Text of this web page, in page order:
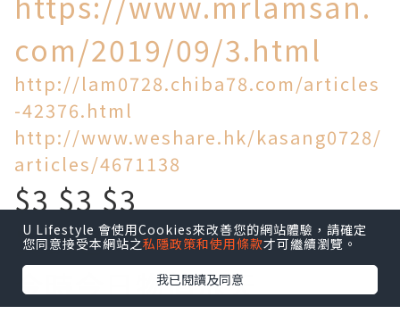
com/2019/09/3.html
http://lam0728.chiba78.com/articles
-42376.html
http://www.weshare.hk/kasang0728/
articles/4671138
$3 $3 $3
買到乜!
今時今日物價飛天
U Lifestyle 會使用Cookies來改善您的網站體驗，請確定
您同意接受本網站之私隱政策和使用條款才可繼續瀏覽。
我已閱讀及同意